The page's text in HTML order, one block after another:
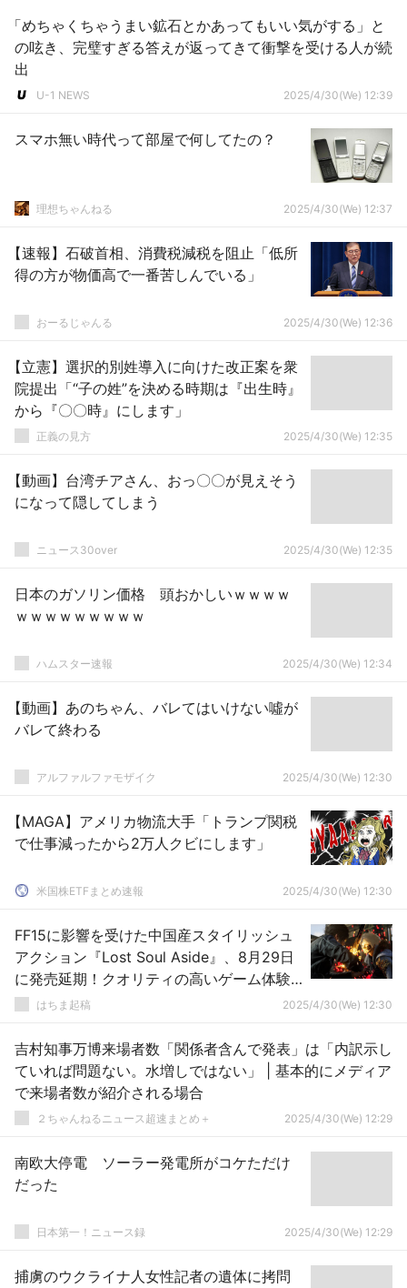
「めちゃくちゃうまい鉱石とかあってもいい気がする」と
の呟き、完璧すぎる答えが返ってきて衝撃を受ける人が続
出
U-1 NEWS 2025/4/30(We) 12:39
スマホ無い時代って部屋で何してたの？
理想ちゃんねる 2025/4/30(We) 12:37
【速報】石破首相、消費税減税を阻止「低所
得の方が物価高で一番苦しんでいる」
おーるじゃんる 2025/4/30(We) 12:36
【立憲】選択的別姓導入に向けた改正案を衆
院提出「“子の姓”を決める時期は『出生時』
から『〇〇時』にします」
正義の見方 2025/4/30(We) 12:35
【動画】台湾チアさん、おっ〇〇が見えそう
になって隠してしまう
ニュース30over 2025/4/30(We) 12:35
日本のガソリン価格 頭おかしいｗｗｗｗ
ｗｗｗｗｗｗｗｗｗ
ハムスター速報 2025/4/30(We) 12:34
【動画】あのちゃん、バレてはいけない噓が
バレて終わる
アルファルファモザイク 2025/4/30(We) 12:30
【MAGA】アメリカ物流大手「トランプ関税
で仕事減ったから2万人クビにします」
米国株ETFまとめ速報 2025/4/30(We) 12:30
FF15に影響を受けた中国産スタイリッシュ
アクション『Lost Soul Aside』、8月29日
に発売延期！クオリティの高いゲーム体験
をお届けするため
はちま起稿 2025/4/30(We) 12:30
吉村知事万博来場者数「関係者含んで発表」は「内訳示し
ていれば問題ない。水増しではない」 | 基本的にメディア
で来場者数が紹介される場合
２ちゃんねるニュース超速まとめ＋ 2025/4/30(We) 12:29
南欧大停電 ソーラー発電所がコケただけ
だった
日本第一！ニュース録 2025/4/30(We) 12:29
捕虜のウクライナ人女性記者の遺体に拷問